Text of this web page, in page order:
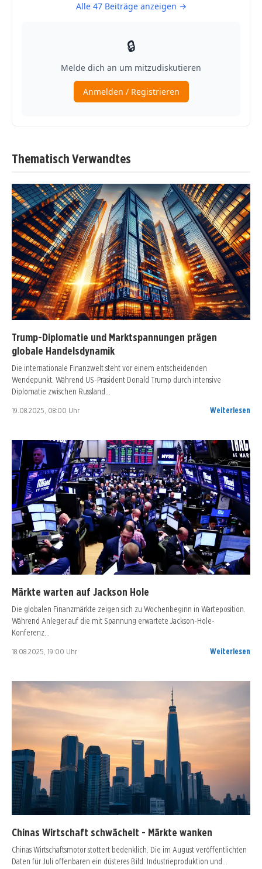
Thematisch Verwandtes
Trump-Diplomatie und Marktspannungen prägen
globale Handelsdynamik
Die internationale Finanzwelt steht vor einem entscheidenden
Wendepunkt. Während US-Präsident Donald Trump durch intensive
Diplomatie zwischen Russland…
19.08.2025, 08:00 Uhr Weiterlesen
Märkte warten auf Jackson Hole
Die globalen Finanzmärkte zeigen sich zu Wochenbeginn in Warteposition.
Während Anleger auf die mit Spannung erwartete Jackson-Hole-
Konferenz…
18.08.2025, 19:00 Uhr Weiterlesen
Chinas Wirtschaft schwächelt - Märkte wanken
Chinas Wirtschaftsmotor stottert bedenklich. Die im August veröffentlichten
Daten für Juli offenbaren ein düsteres Bild: Industrieproduktion und…